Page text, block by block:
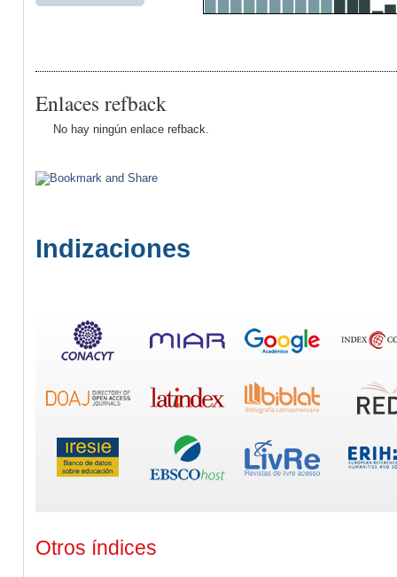
Enlaces refback
No hay ningún enlace refback.
Indizaciones
Otros índices